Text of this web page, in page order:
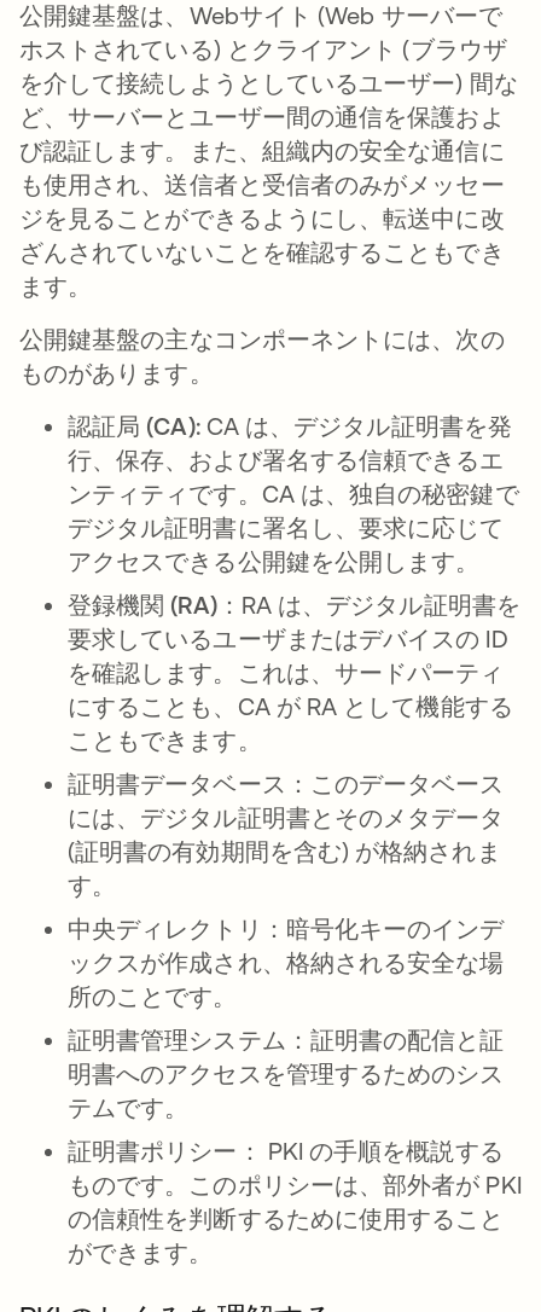
公開鍵基盤は、Webサイト (Web サーバーで
ホストされている) とクライアント (ブラウザ
を介して接続しようとしているユーザー) 間な
ど、サーバーとユーザー間の通信を保護およ
び認証します。また、組織内の安全な通信に
も使用され、送信者と受信者のみがメッセー
ジを見ることができるようにし、転送中に改
ざんされていないことを確認することもでき
ます。
公開鍵基盤の主なコンポーネントには、次の
ものがあります。
認証局 (CA): CA は、デジタル証明書を発
行、保存、および署名する信頼できるエ
ンティティです。CA は、独自の秘密鍵で
デジタル証明書に署名し、要求に応じて
アクセスできる公開鍵を公開します。
登録機関 (RA)： RA は、デジタル証明書を
要求しているユーザまたはデバイスの ID
を確認します。これは、サードパーティ
にすることも、CA が RA として機能する
こともできます。
証明書データベース： このデータベース
には、デジタル証明書とそのメタデータ
(証明書の有効期間を含む) が格納されま
す。
中央ディレクトリ：暗号化キーのインデ
ックスが作成され、格納される安全な場
所のことです。
証明書管理システム： 証明書の配信と証
明書へのアクセスを管理するためのシス
テムです。
証明書ポリシー： PKI の手順を概説する
ものです。このポリシーは、部外者が PKI
の信頼性を判断するために使用すること
ができます。